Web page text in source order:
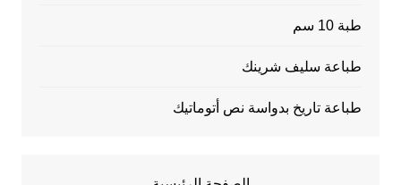
طبة 10 سم
طباعة سليف شرينك
طباعة تاريخ بدواسة نص أتوماتيك